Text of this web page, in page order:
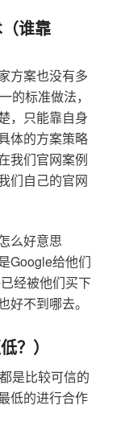
谁靠
方案也没有多
的标准做法，
，只能靠自身
体的方案策略
我们官网案例
们自己的官网
么好意思
Google给他们
经被他们买下
不到哪去。
？）
是比较可信的
低的进行合作